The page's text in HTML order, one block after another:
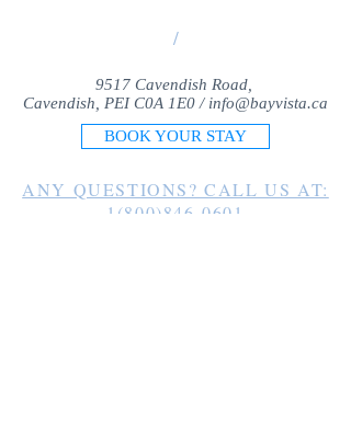
/
9517 Cavendish Road,
Cavendish, PEI C0A 1E0 / info@bayvista.ca
BOOK YOUR STAY
ANY QUESTIONS? CALL US AT:
1(800)846-0601